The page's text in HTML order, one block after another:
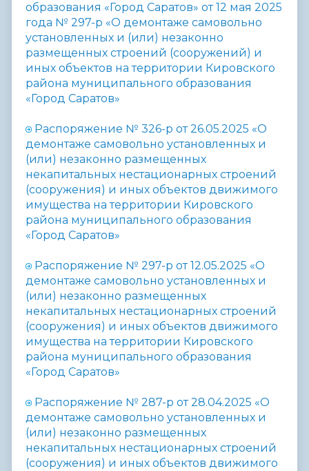
образования «Город Саратов» от 12 мая 2025
года № 297-р «О демонтаже самовольно
установленных и (или) незаконно
размещенных строений (сооружений) и
иных объектов на территории Кировского
района муниципального образования
«Город Саратов»
Распоряжение № 326-р от 26.05.2025 «О
демонтаже самовольно установленных и
(или) незаконно размещенных
некапитальных нестационарных строений
(сооружения) и иных объектов движимого
имущества на территории Кировского
района муниципального образования
«Город Саратов»
Распоряжение № 297-р от 12.05.2025 «О
демонтаже самовольно установленных и
(или) незаконно размещенных
некапитальных нестационарных строений
(сооружения) и иных объектов движимого
имущества на территории Кировского
района муниципального образования
«Город Саратов»
Распоряжение № 287-р от 28.04.2025 «О
демонтаже самовольно установленных и
(или) незаконно размещенных
некапитальных нестационарных строений
(сооружения) и иных объектов движимого